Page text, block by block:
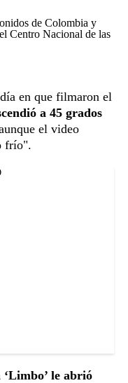
de Colombia y
Centro Nacional de las
en que filmaron el
a 45 grados
el video
frío".
‘Limbo’ le abrió